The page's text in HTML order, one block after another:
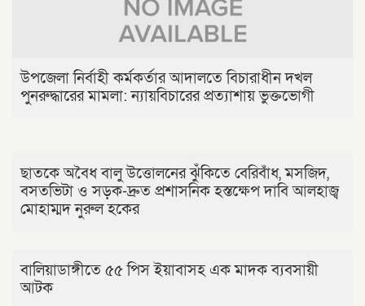
উপজেলা নির্বাহী কর্মকর্তার আদালতে বিচারাধীন দখল
পুনরুদ্ধারের মামলা: ন্যায়বিচারের প্রত্যাশায় ভুক্তভোগী
ছাতকে অবৈধ বালু উত্তোলনের ঝুঁকিতে বেরিবাঁধ, মসজিদ,
বসতভিটা ও সড়ক-দ্রুত প্রশাসনিক হস্তক্ষেপ দাবি আলহাজ্ব
মোহাম্মদ নুরুল হকের
বালিয়াডাঙ্গীতে ৫৫ পিস ইয়াবাসহ এক মাদক ব্যবসায়ী
আটক